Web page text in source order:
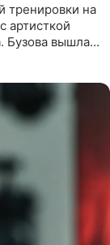
тренировки на
артисткой
Бузова вышла